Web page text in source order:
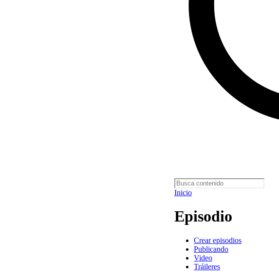
Inicio
Episodio
Crear episodios
Publicando
Video
Tráileres